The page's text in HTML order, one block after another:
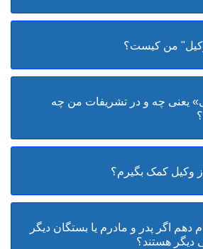
من کیست؟
یعنی چه و در تشریفات من چه
وکیل کمک بگیرم؟
دهم اگر پدر و مادرم یا بستگان دیگر
دیگر هستند؟